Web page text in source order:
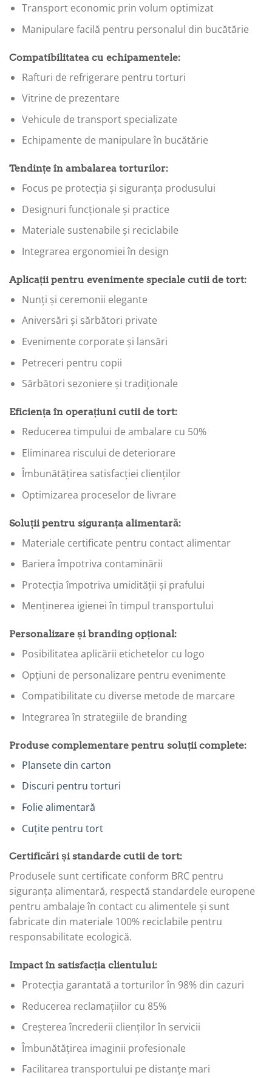
Transport economic prin volum optimizat
Manipulare facilă pentru personalul din bucătărie
Compatibilitatea cu echipamentele:
Rafturi de refrigerare pentru torturi
Vitrine de prezentare
Vehicule de transport specializate
Echipamente de manipulare în bucătărie
Tendințe în ambalarea torturilor:
Focus pe protecția și siguranța produsului
Designuri funcționale și practice
Materiale sustenabile și reciclabile
Integrarea ergonomiei în design
Aplicații pentru evenimente speciale cutii de tort:
Nunți și ceremonii elegante
Aniversări și sărbători private
Evenimente corporate și lansări
Petreceri pentru copii
Sărbători sezoniere și tradiționale
Eficiența în operațiuni cutii de tort:
Reducerea timpului de ambalare cu 50%
Eliminarea riscului de deteriorare
Îmbunătățirea satisfacției clienților
Optimizarea proceselor de livrare
Soluții pentru siguranța alimentară:
Materiale certificate pentru contact alimentar
Bariera împotriva contaminării
Protecția împotriva umidității și prafului
Menținerea igienei în timpul transportului
Personalizare și branding opțional:
Posibilitatea aplicării etichetelor cu logo
Opțiuni de personalizare pentru evenimente
Compatibilitate cu diverse metode de marcare
Integrarea în strategiile de branding
Produse complementare pentru soluții complete:
Plansete din carton
Discuri pentru torturi
Folie alimentară
Cuțite pentru tort
Certificări și standarde cutii de tort:
Produsele sunt certificate conform BRC pentru
siguranța alimentară, respectă standardele europene
pentru ambalaje în contact cu alimentele și sunt
fabricate din materiale 100% reciclabile pentru
responsabilitate ecologică.
Impact în satisfacția clientului:
Protecția garantată a torturilor în 98% din cazuri
Reducerea reclamațiilor cu 85%
Creșterea încrederii clienților în servicii
Îmbunătățirea imaginii profesionale
Facilitarea transportului pe distanțe mari